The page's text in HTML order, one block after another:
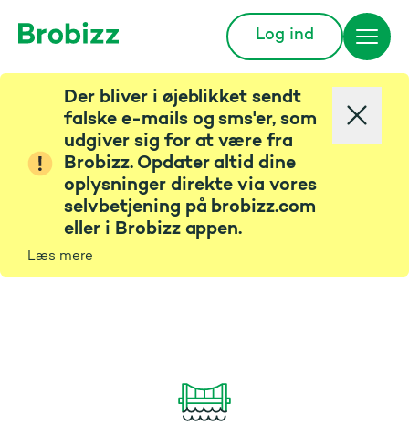
Log ind
Der bliver i øjeblikket sendt
falske e-mails og sms'er, som
udgiver sig for at være fra
Brobizz. Opdater altid dine
oplysninger direkte via vores
selvbetjening på brobizz.com
eller i Brobizz appen.
Læs mere